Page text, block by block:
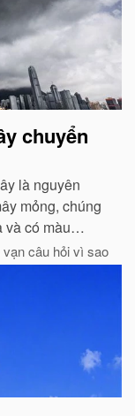
chuyển
là nguyên
mỏng, chúng
và có màu
vạn câu hỏi vì sao